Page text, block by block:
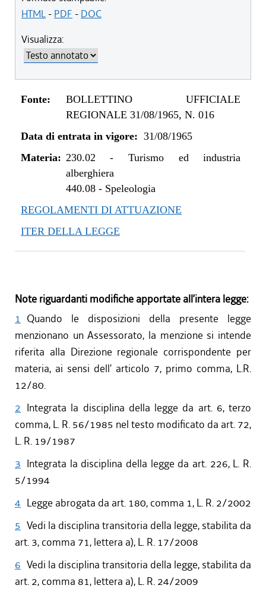
HTML- PDF - DOC
Visualizza:
Fonte:
BOLLETTINO UFFICIALE
REGIONALE 31/08/1965, N. 016
Data di entrata in vigore: 31/08/1965
Materia: 230.02 -Turismo ed industria
alberghiera
440.08- Speleologia
REGOLAMENTI DI ATTUAZIONE
ITER DELLA LEGGE
Note riguardanti modifiche apportate all’intera legge:
1 Quando le disposizioni della presente legge
menzionano un Assessorato, la menzione si intende
riferita alla Direzione regionale corrispondente per
materia, ai sensi dell' articolo 7, primo comma, L.R.
12/80.
2 Integrata la disciplina della legge da art. 6, terzo
comma, L. R. 56/1985 nel testo modificato da art. 72,
L. R. 19/1987
3 Integrata la disciplina della legge da art. 226, L. R.
5/1994
4 Legge abrogata da art. 180, comma 1, L. R. 2/2002
5 Vedi la disciplina transitoria della legge, stabilita da
art. 3, comma 71, lettera a), L. R. 17/2008
6 Vedi la disciplina transitoria della legge, stabilita da
art. 2, comma 81, lettera a), L. R. 24/2009